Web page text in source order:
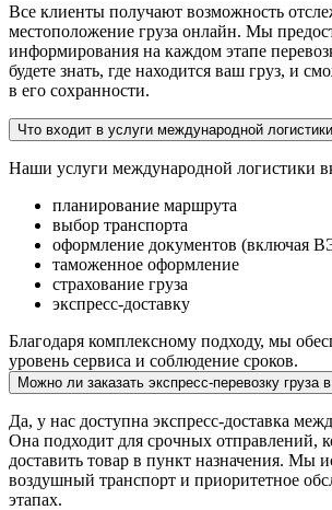
Все клиенты получают возможность
местоположение груза онлайн. Мы
информирования на каждом этапе
будете знать, где находится ваш груз, и
в его сохранности.
Что входит в услуги международной
Наши услуги международной логистики
планирование маршрута
выбор транспорта
оформление документов (включая
таможенное оформление
страхование груза
экспресс-доставку
Благодаря комплексному подходу, мы
уровень сервиса и соблюдение сроков.
Можно ли заказать экспресс-перевозку груза
Да, у нас доступна экспресс-доставка
Она подходит для срочных отправлений,
доставить товар в пункт назначения. Мы
воздушный транспорт и приоритетное
этапах.